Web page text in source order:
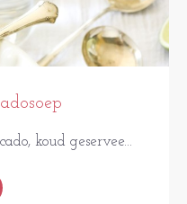
koud geservee...